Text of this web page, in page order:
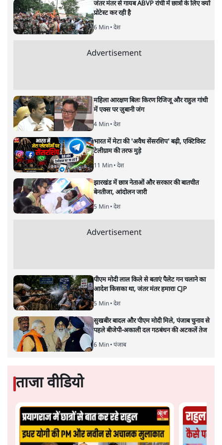
strategy से जोड़कर बड़ा सवाल उठाया है।
जंतर मंतर से गायब ABVP रांची में छात्रों के लिए क्यों
प्रोटेस्ट कर रही है
6 Min• देश
Advertisement
महिला आरक्षण बिलः किरण रिजिजू और राहुल गांधी
में एक्स पर ज़ुबानी जंग
4 Min• देश
भारत में मेटा की 'अवैध सेंसरशिप' बढ़ी, एक्टिविस्ट
टेलीग्राम की तरफ मुड़े
11 Min• देश
झारखंड में छात्र नेताओं और सरकार की बातचीत
बेनतीजा, आंदोलन जारी
5 Min• देश
Advertisement
पीएम मोदी लाल किले से बताएं पैलेट गन चलाने का
आदेश किसका था, जंतर मंतर हमाराः CJP
5 Min• देश
सुखबीर बादल और पीएम मोदी मिले, पंजाब चुनाव से
पहले बीजेपी-अकाली दल गठबंधन की अटकलें तेज
6 Min• पंजाब
ताजा वीडियो